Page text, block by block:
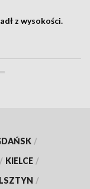
z wysokości.
/
/ KIELCE /
/